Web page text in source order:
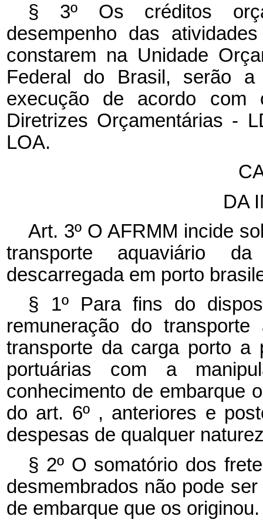
§ 3º Os créditos
desempenho das
constarem na Unidade
Federal do Brasil, serão
execução de acordo
Diretrizes Orçamentárias -
LOA.
DA
Art. 3º O AFRMM incide
transporte aquaviário
descarregada em porto
§ 1º Para fins do
remuneração do
transporte da carga porto a
portuárias com a
conhecimento de embarque
do art. 6º , anteriores e
despesas de qualquer
§ 2º O somatório dos
desmembrados não pode
de embarque que os originou.